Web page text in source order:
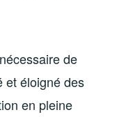
de
et éloigné des
en pleine